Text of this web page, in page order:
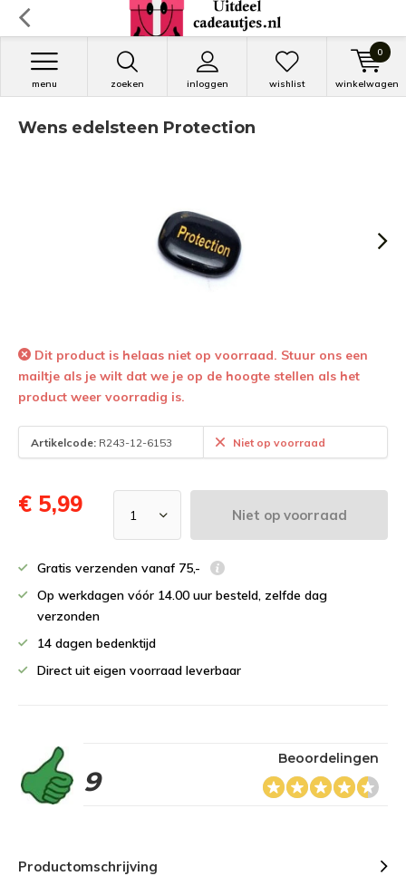
zoeken inloggen
menu wishlist winkelwagen
0
Wens edelsteen Protection
Dit product is helaas niet op voorraad. Stuur ons een
mailtje als je wilt dat we je op de hoogte stellen als het
product weer voorradig is.
Artikelcode: R243-12-6153 Niet op voorraad
€ 5,99 Niet op voorraad
Gratis verzenden vanaf 75,-
Op werkdagen vóór 14.00 uur besteld, zelfde dag
verzonden
14 dagen bedenktijd
Direct uit eigen voorraad leverbaar
9
Beoordelingen
Productomschrijving